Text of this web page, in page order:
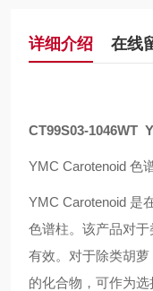
详细介绍 在线
CT99S03-1046WT
YMC Carotenoid 色
YMC Carotenoid 是
色谱柱。该产品对
有效。对于除类胡
的化合物，可作为选